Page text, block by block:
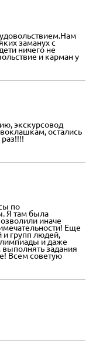
заманух с
ничего не
и карман у
экскурсовод
остались
по
Я там была
иначе
Еще
и групп людей,
и даже
задания
Всем советую